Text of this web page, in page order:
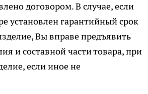
договором. В случае, если
установлен гарантийный срок
Вы вправе предъявить
и составной части товара, при
если иное не